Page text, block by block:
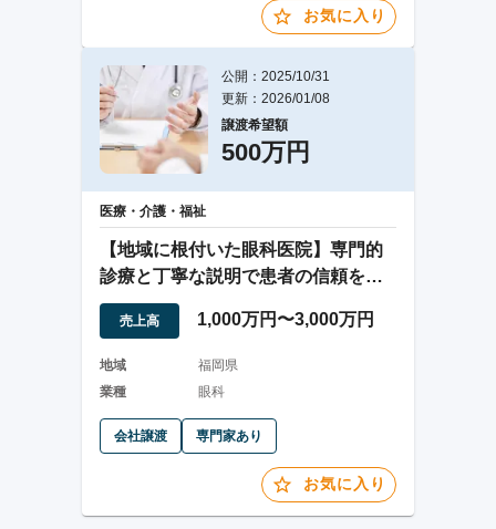
お気に入り
公開：2025/10/31
更新：2026/01/08
譲渡希望額
500万円
医療・介護・福祉
【地域に根付いた眼科医院】専門的
診療と丁寧な説明で患者の信頼を築
く福岡の医療機関
売上高 1,000万円〜3,000万円
地域
福岡県
業種
眼科
会社譲渡 専門家あり
お気に入り